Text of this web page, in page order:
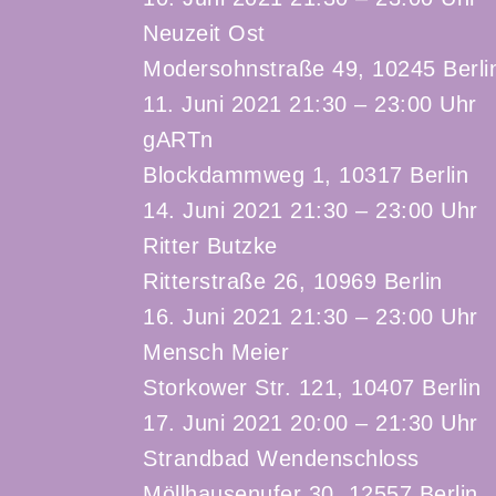
Neuzeit Ost
Modersohnstraße 49, 10245
11. Juni 2021 21:30 – 23:00 Uhr
gARTn
Blockdammweg 1, 10317 Berlin
14. Juni 2021 21:30 – 23:00 Uhr
Ritter Butzke
Ritterstraße 26, 10969 Berlin
16. Juni 2021 21:30 – 23:00 Uhr
Mensch Meier
Storkower Str. 121, 10407 Berlin
17. Juni 2021 20:00 – 21:30 Uhr
Strandbad Wendenschloss